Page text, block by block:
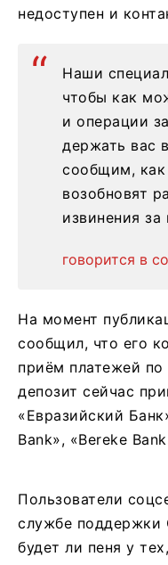
недоступен и
Наши
чтобы как
и операции
держать вас
сообщим, как
возобновят
извинения
говорится в
На момент
сообщил, что его
приём платежей по
депозит сейчас
«Евразийский
Bank», «Bereke
Пользователи
службе поддержки
будет ли пеня у